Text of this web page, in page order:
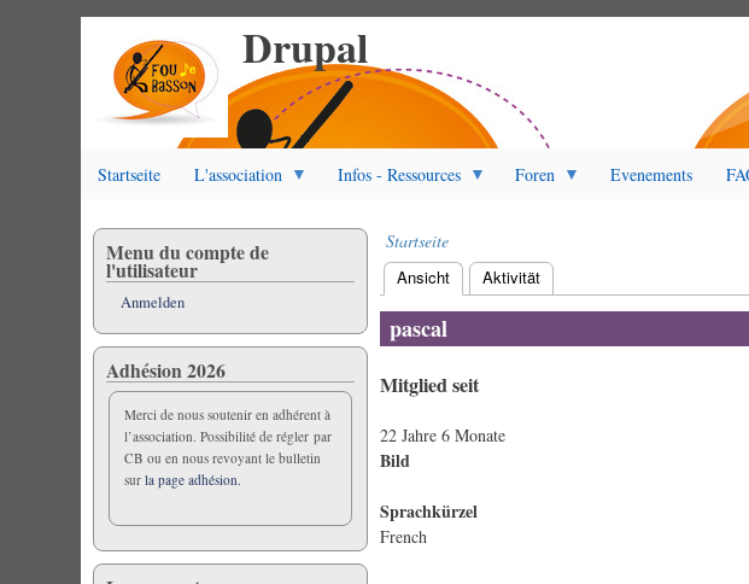
Drupal
Startseite L'association Infos - Ressources Foren Evenements
Pfadnavigation
Startseite
Primäre
Reiter
Ansicht (aktiver Reiter)
Aktivität
pascal
Mitglied seit
22 Jahre 6 Monate
Bild
Sprachkürzel
French
Menu du compte de
l'utilisateur
Anmelden
Adhésion 2026
Merci de nous soutenir en adhérent à
l’association. Possibilité de régler par
CB ou en nous revoyant le bulletin
surla page adhésion.